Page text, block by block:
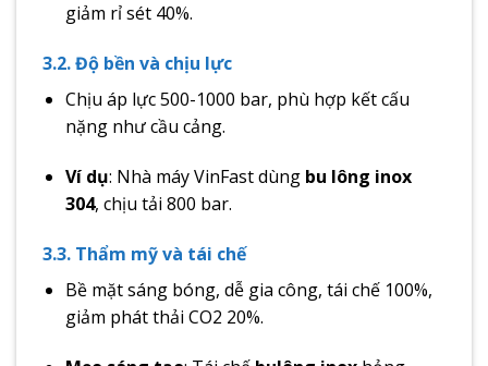
giảm rỉ sét 40%.
3.2. Độ bền và chịu lực
Chịu áp lực 500-1000 bar, phù hợp kết cấu
nặng như cầu cảng.
Ví dụ: Nhà máy VinFast dùng bu lông inox
304, chịu tải 800 bar.
3.3. Thẩm mỹ và tái chế
Bề mặt sáng bóng, dễ gia công, tái chế 100%,
giảm phát thải CO2 20%.